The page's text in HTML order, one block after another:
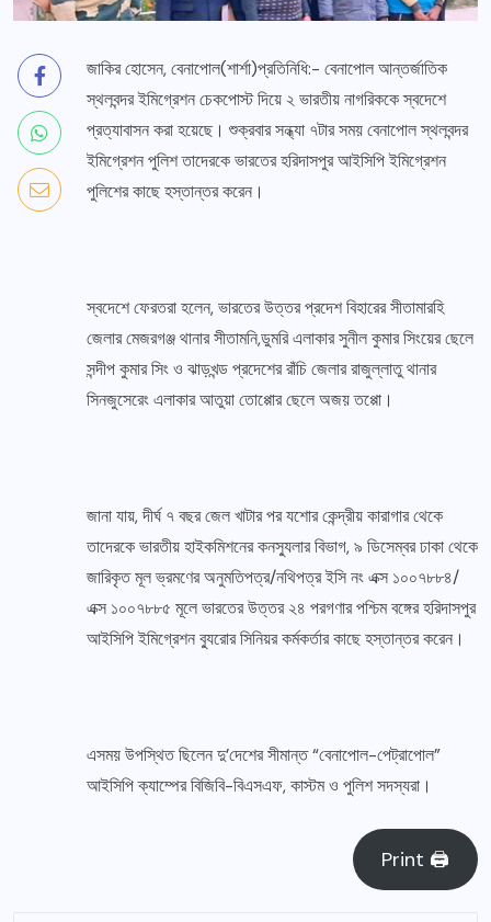
জাকির হোসেন, বেনাপোল(শার্শা)প্রতিনিধি:- বেনাপোল আন্তর্জাতিক
স্থলবন্দর ইমিগ্রেশন চেকপোস্ট দিয়ে ২ ভারতীয় নাগরিককে স্বদেশে
প্রত্যাবাসন করা হয়েছে। শুক্রবার সন্ধ্যা ৭টার সময় বেনাপোল স্থলবন্দর
ইমিগ্রেশন পুলিশ তাদেরকে ভারতের হরিদাসপুর আইসিপি ইমিগ্রেশন
পুলিশের কাছে হস্তান্তর করেন।
স্বদেশে ফেরতরা হলেন, ভারতের উত্তর প্রদেশ বিহারের সীতামারহি
জেলার মেজরগঞ্জ থানার সীতামনি,ডুমরি এলাকার সুনীল কুমার সিংয়ের ছেলে
সন্দীপ কুমার সিং ও ঝাড়খন্ড প্রদেশের রাঁচি জেলার রাজুল্লাতু থানার
সিনজুসেরেং এলাকার আতুয়া তোপ্পোর ছেলে অজয় তপ্পো।
জানা যায়, দীর্ঘ ৭ বছর জেল খাটার পর যশোর কেন্দ্রীয় কারাগার থেকে
তাদেরকে ভারতীয় হাইকমিশনের কনস্যুলার বিভাগ, ৯ ডিসেম্বর ঢাকা থেকে
জারিকৃত মূল ভ্রমণের অনুমতিপত্র/নথিপত্র ইসি নং এক্স ১০০৭৮৮৪/
এক্স ১০০৭৮৮৫ মূলে ভারতের উত্তর ২৪ পরগণার পশ্চিম বঙ্গের হরিদাসপুর
আইসিপি ইমিগ্রেশন ব্যুরোর সিনিয়র কর্মকর্তার কাছে হস্তান্তর করেন।
এসময় উপস্থিত ছিলেন দু’দেশের সীমান্ত “বেনাপোল-পেট্রাপোল”
আইসিপি ক্যাম্পের বিজিবি-বিএসএফ, কাস্টম ও পুলিশ সদস্যরা।
Print 🖨